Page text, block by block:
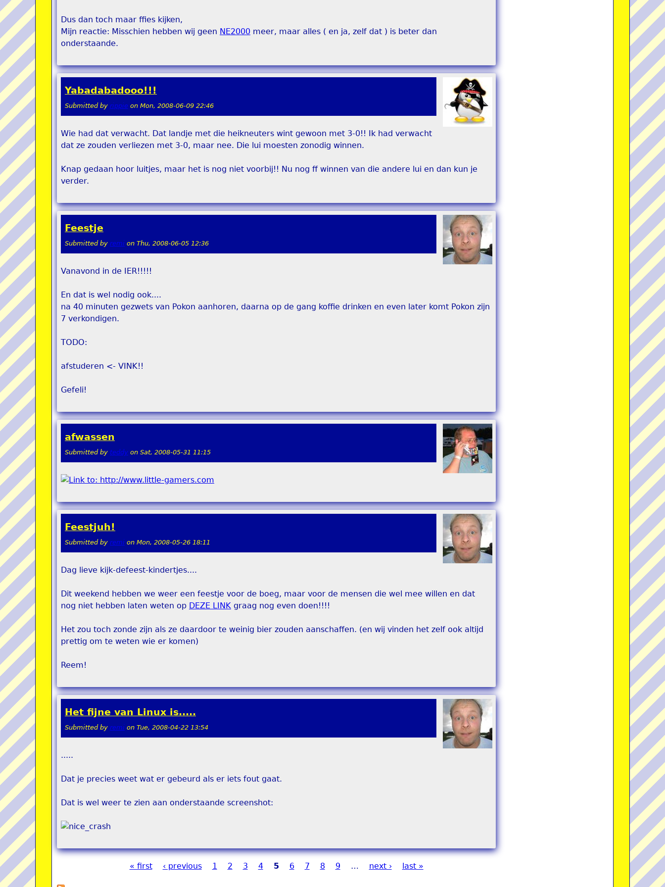
Dus dan toch maar ffies kijken,
Mijn reactie: Misschien hebben wij geen NE2000 meer, maar alles ( en ja, zelf dat ) is beter dan
onderstaande.
Yabadabadooo!!!
Submitted by rippie on Mon, 2008-06-09 22:46
Wie had dat verwacht. Dat landje met die heikneuters wint gewoon met 3-0!! Ik had verwacht
dat ze zouden verliezen met 3-0, maar nee. Die lui moesten zonodig winnen.
Knap gedaan hoor luitjes, maar het is nog niet voorbij!! Nu nog ff winnen van die andere lui en dan kun je
verder.
Feestje
Submitted by remi on Thu, 2008-06-05 12:36
Vanavond in de IER!!!!!
En dat is wel nodig ook....
na 40 minuten gezwets van Pokon aanhoren, daarna op de gang koffie drinken en even later komt Pokon zijn
7 verkondigen.
TODO:
afstuderen <- VINK!!
Gefeli!
afwassen
Submitted by teddy on Sat, 2008-05-31 11:15
Feestjuh!
Submitted by remi on Mon, 2008-05-26 18:11
Dag lieve kijk-defeest-kindertjes....
Dit weekend hebben we weer een feestje voor de boeg, maar voor de mensen die wel mee willen en dat
nog niet hebben laten weten op DEZE LINK graag nog even doen!!!!
Het zou toch zonde zijn als ze daardoor te weinig bier zouden aanschaffen. (en wij vinden het zelf ook altijd
prettig om te weten wie er komen)
Reem!
Het fijne van Linux is.....
Submitted by remi on Tue, 2008-04-22 13:54
.....
Dat je precies weet wat er gebeurd als er iets fout gaat.
Dat is wel weer te zien aan onderstaande screenshot:
« first ‹ previous 1 2 3 4 5 6 7 8 9 … next › last »